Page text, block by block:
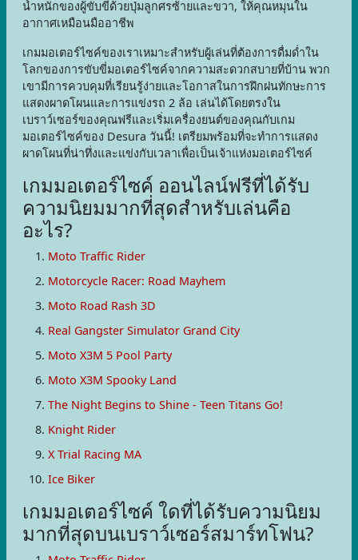
น้ำหนักของผู้ขับขี่ด้วยปุ่มลูกศรซ้ายและขวา, ให้คุณหมุนใน
อากาศเหมือนมืออาชีพ
เกมมอเตอร์ไซค์ของเราเหมาะสำหรับผู้เล่นที่ต้องการดื่มด่ำใน
โลกของการขับขี่มอเตอร์ไซค์จากความสะดวกสบายที่บ้าน พวก
เขามีการควบคุมที่เรียนรู้ง่ายและโอกาสในการฝึกฝนทักษะการ
แสดงผาดโผนและการแข่งรถ 2 ล้อ เล่นได้โดยตรงใน
เบราว์เซอร์ของคุณฟรีและเริ่มเครื่องยนต์ของคุณกับเกม
มอเตอร์ไซค์ของ Desura วันนี้! เตรียมพร้อมที่จะทำการแสดง
ผาดโผนที่น่าทึ่งและแข่งกับเวลาเพื่อเป็นเจ้าแห่งมอเตอร์ไซค์
เกมมอเตอร์ไซค์ ออนไลน์ฟรีที่ได้รับ
ความนิยมมากที่สุดสำหรับเล่นคือ
อะไร?
Moto Traffic Rider
Motorcycle Racer: Road Mayhem
Moto Road Rash 3D
Real Gangster Simulator Grand City
Moto X3M 5 Pool Party
Moto X3M Spooky Land
The Night Begins to Shine - Teen Titans Go!
Knight Rider
X Trial Racing MA
Ice Biker
เกมมอเตอร์ไซค์ ใดที่ได้รับความนิยม
มากที่สุดบนเบราว์เซอร์สมาร์ทโฟน?